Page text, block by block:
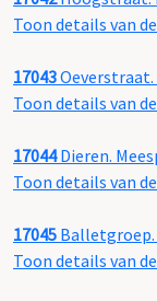
Toon details van
17043Oeverstraat.
Toon details van
17044Dieren.
Toon details van
17045 Balletgroep.
Toon details van